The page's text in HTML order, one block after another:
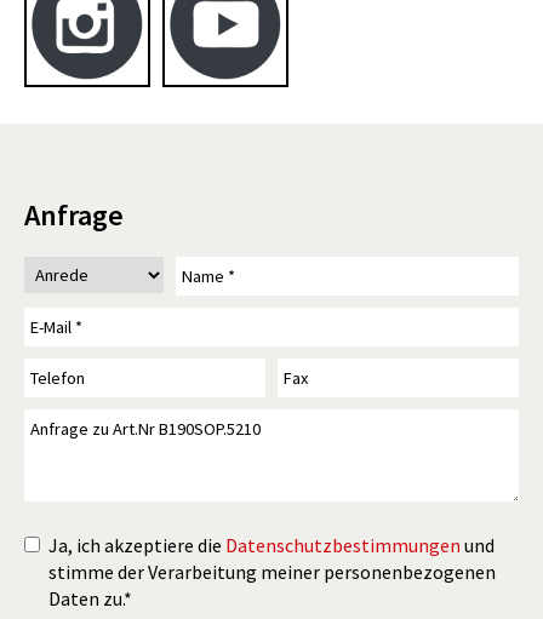
Anfrage
Ja, ich akzeptiere die Datenschutzbestimmungen und
stimme der Verarbeitung meiner personenbezogenen
Daten zu.*